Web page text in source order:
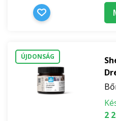
ÚJDONSÁG
2